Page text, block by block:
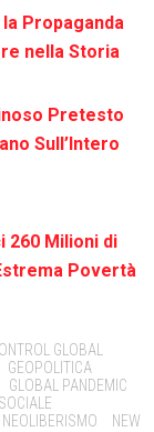
Propaganda
nella Storia
Pretesto
Sull’Intero
260 Milioni di
Povertà
GLOBAL
GEOPOLITICA
GLOBAL PANDEMIC
NEOLIBERISMO
NEW